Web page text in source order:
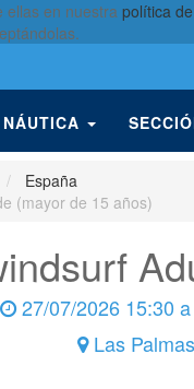
ellas en nuestra política
España
(mayor de 15 años)
27/07/2026 15:30 a
Las